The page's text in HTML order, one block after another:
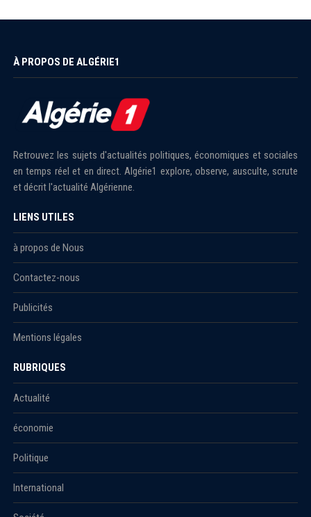
À PROPOS DE ALGÉRIE1
Retrouvez les sujets d'actualités politiques, économiques et sociales
en temps réel et en direct. Algérie1 explore, observe, ausculte, scrute
et décrit l'actualité Algérienne.
LIENS UTILES
à propos de Nous
Contactez-nous
Publicités
Mentions légales
RUBRIQUES
Actualité
économie
Politique
International